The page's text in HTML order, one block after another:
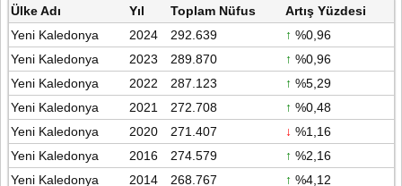
Ülke Adı Yıl Toplam Nüfus
Artış Yüzdesi
Yeni Kaledonya
2024 292.639 ↑ %0,96
Yeni Kaledonya
2023 289.870 ↑ %0,96
Yeni Kaledonya
2022 287.123 ↑ %5,29
Yeni Kaledonya
2021 272.708 ↑ %0,48
Yeni Kaledonya
2020 271.407 ↓ %1,16
Yeni Kaledonya
2016 274.579 ↑ %2,16
Yeni Kaledonya
2014 268.767 ↑ %4,12